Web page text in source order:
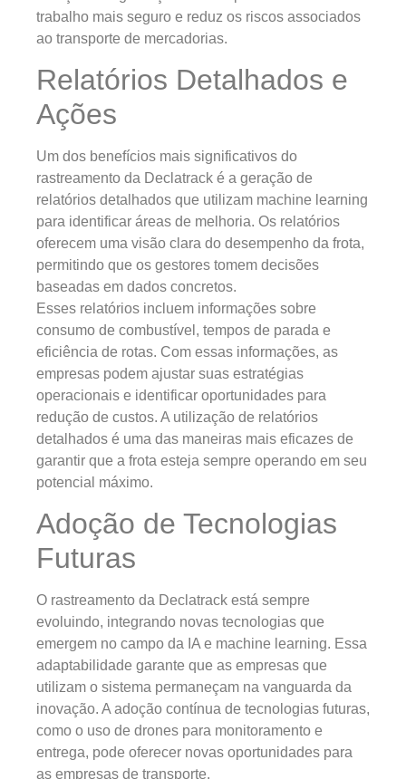
trabalho mais seguro e reduz os riscos associados
ao transporte de mercadorias.
Relatórios Detalhados e
Ações
Um dos benefícios mais significativos do
rastreamento da Declatrack é a geração de
relatórios detalhados que utilizam machine learning
para identificar áreas de melhoria. Os relatórios
oferecem uma visão clara do desempenho da frota,
permitindo que os gestores tomem decisões
baseadas em dados concretos.
Esses relatórios incluem informações sobre
consumo de combustível, tempos de parada e
eficiência de rotas. Com essas informações, as
empresas podem ajustar suas estratégias
operacionais e identificar oportunidades para
redução de custos. A utilização de relatórios
detalhados é uma das maneiras mais eficazes de
garantir que a frota esteja sempre operando em seu
potencial máximo.
Adoção de Tecnologias
Futuras
O rastreamento da Declatrack está sempre
evoluindo, integrando novas tecnologias que
emergem no campo da IA e machine learning. Essa
adaptabilidade garante que as empresas que
utilizam o sistema permaneçam na vanguarda da
inovação. A adoção contínua de tecnologias futuras,
como o uso de drones para monitoramento e
entrega, pode oferecer novas oportunidades para
as empresas de transporte.